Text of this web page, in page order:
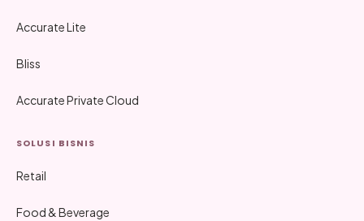
Accurate Lite
Bliss
Accurate Private Cloud
SOLUSI BISNIS
Retail
Food & Beverage